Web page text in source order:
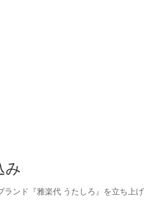
み
ランド『雅楽代 うたしろ』を立ち上げ